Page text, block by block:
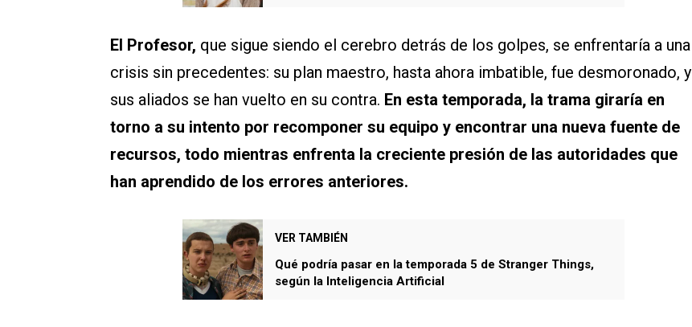
El Profesor, que sigue siendo el cerebro detrás de los golpes, se enfrentaría a una
crisis sin precedentes: su plan maestro, hasta ahora imbatible, fue desmoronado, y
sus aliados se han vuelto en su contra. En esta temporada, la trama giraría en
torno a su intento por recomponer su equipo y encontrar una nueva fuente de
recursos, todo mientras enfrenta la creciente presión de las autoridades que
han aprendido de los errores anteriores.
VER TAMBIÉN
Qué podría pasar en la temporada 5 de Stranger Things,
según la Inteligencia Artificial